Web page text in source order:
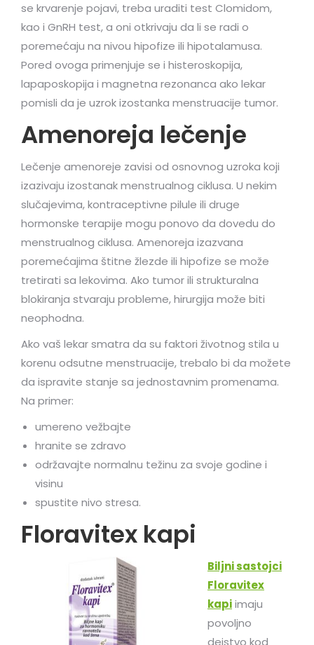
se krvarenje pojavi, treba uraditi test Clomidom,
kao i GnRH test, a oni otkrivaju da li se radi o
poremećaju na nivou hipofize ili hipotalamusa.
Pored ovoga primenjuje se i histeroskopija,
lapaposkopija i magnetna rezonanca ako lekar
pomisli da je uzrok izostanka menstruacije tumor.
Amenoreja lečenje
Lečenje amenoreje zavisi od osnovnog uzroka koji
izazivaju izostanak menstrualnog ciklusa. U nekim
slučajevima, kontraceptivne pilule ili druge
hormonske terapije mogu ponovo da dovedu do
menstrualnog ciklusa. Amenoreja izazvana
poremećajima štitne žlezde ili hipofize se može
tretirati sa lekovima. Ako tumor ili strukturalna
blokiranja stvaraju probleme, hirurgija može biti
neophodna.
Ako vaš lekar smatra da su faktori životnog stila u
korenu odsutne menstruacije, trebalo bi da možete
da ispravite stanje sa jednostavnim promenama.
Na primer:
umereno vežbajte
hranite se zdravo
održavajte normalnu težinu za svoje godine i
visinu
spustite nivo stresa.
Floravitex kapi
Biljni sastojci
Floravitex
kapiimaju
povoljno
dejstvo kod